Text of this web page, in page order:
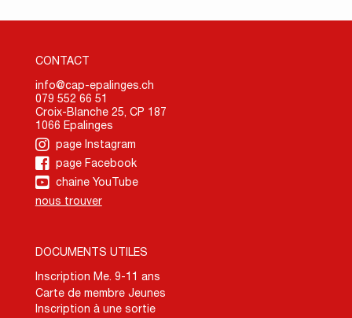
CONTACT
info@cap-epalinges.ch
079 552 66 51
Croix-Blanche 25, CP 187
1066 Epalinges
page Instagram
page Facebook
chaine YouTube
nous trouver
DOCUMENTS UTILES
Inscription Me. 9-11 ans
Carte de membre Jeunes
Inscription à une sortie